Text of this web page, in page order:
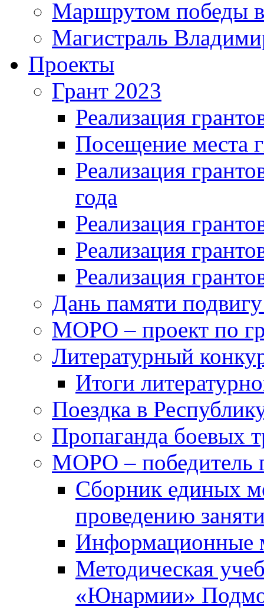
Маршрутом победы
Магистраль
Проекты
Грант 2023
Реализация
Посещение места
Реализация
года
Реализация
Реализация
Реализация
Дань памяти
МОРО – проект по
Литературный
Итоги
Поездка в
Пропаганда боевых
МОРО – победитель
Сборник единых
проведению
Информационные
Методическая
«Юнармии»